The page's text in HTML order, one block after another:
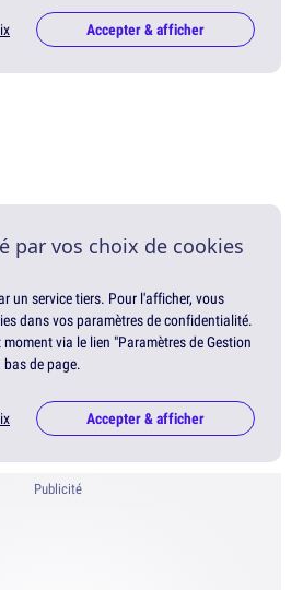
Accepter & afficher
par vos choix de cookies
un service tiers. Pour l'afficher, vous
dans vos paramètres de confidentialité.
via le lien "Paramètres de Gestion
de page.
Accepter & afficher
Publicité